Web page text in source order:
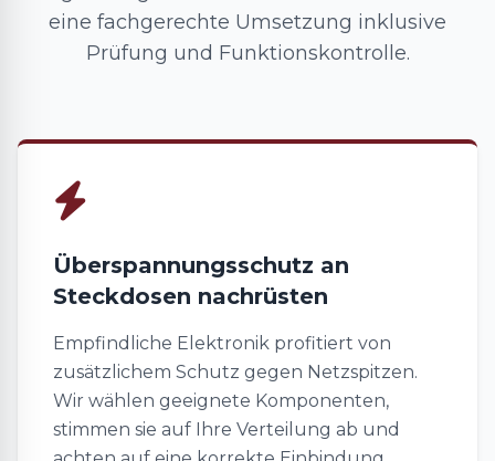
eine fachgerechte Umsetzung inklusive
Prüfung und Funktionskontrolle.
Überspannungsschutz an
Steckdosen nachrüsten
Empfindliche Elektronik profitiert von
zusätzlichem Schutz gegen Netzspitzen.
Wir wählen geeignete Komponenten,
stimmen sie auf Ihre Verteilung ab und